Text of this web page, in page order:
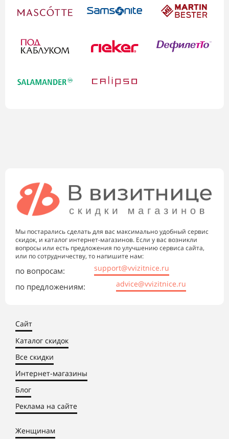
Мы постарались сделать для вас максимально удобный сервис
скидок, и каталог интернет-магазинов. Если у вас возникли
вопросы или есть предложения по улучшению сервиса сайта,
или по сотрудничеству, то напишите нам:
по вопросам: support@vvizitnice.ru
по предложениям: advice@vvizitnice.ru
Сайт
Каталог скидок
Все скидки
Интернет-магазины
Блог
Реклама на сайте
Женщинам